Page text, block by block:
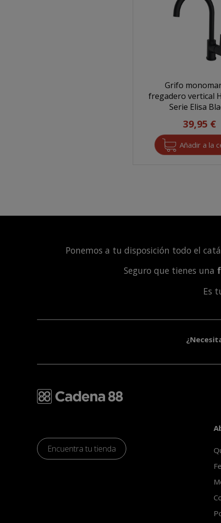
Grifo
fregadero vertical
Serie Elisa
39,95 €
Ponemos a tu disposición todo el
Seguro que tienes una
Es
Encuentra tu tienda